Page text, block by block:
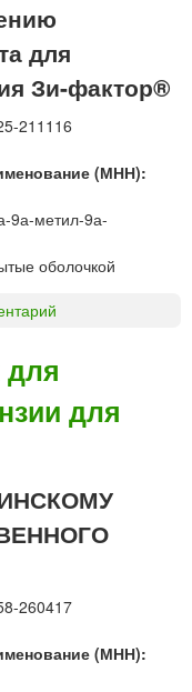
для
Зи-фактор®
211116
(МНН):
9а-метил-9а-
оболочкой
для
260417
(МНН):